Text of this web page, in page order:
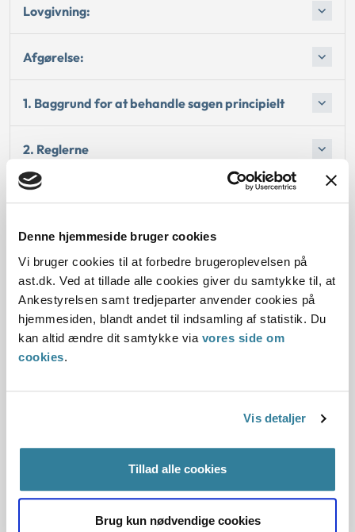
Denne hjemmeside bruger cookies
Vi bruger cookies til at forbedre brugeroplevelsen på
ast.dk. Ved at tillade alle cookies giver du samtykke til, at
Ankestyrelsen samt tredjeparter anvender cookies på
hjemmesiden, blandt andet til indsamling af statistik. Du
kan altid ændre dit samtykke via vores side om
cookies.
Vis detaljer
Tillad alle cookies
Brug kun nødvendige cookies
Lovgivning:
Afgørelse:
1. Baggrund for at behandle sagen principielt
2. Reglerne
4. Den konkrete afgørelse
Begrundelsen for afgørelsen
Dato for underskrift
21.12.2015
§ 27 § 24